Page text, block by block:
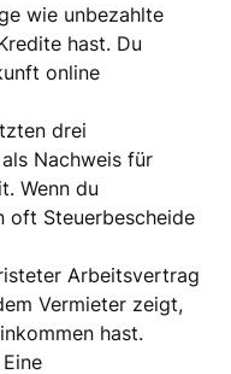
wie unbezahlte
hast. Du
online
drei
Nachweis für
Wenn du
oft Steuerbescheide
Arbeitsvertrag
Vermieter zeigt,
hast.
Eine